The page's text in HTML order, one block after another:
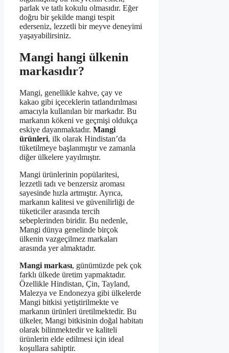
parlak ve tatlı kokulu olmasıdır. Eğer
doğru bir şekilde mangi tespit
ederseniz, lezzetli bir meyve deneyimi
yaşayabilirsiniz.
Mangi hangi ülkenin
markasıdır?
Mangi, genellikle kahve, çay ve
kakao gibi içeceklerin tatlandırılması
amacıyla kullanılan bir markadır. Bu
markanın kökeni ve geçmişi oldukça
eskiye dayanmaktadır. Mangi
ürünleri, ilk olarak Hindistan’da
tüketilmeye başlanmıştır ve zamanla
diğer ülkelere yayılmıştır.
Mangi ürünlerinin popülaritesi,
lezzetli tadı ve benzersiz aroması
sayesinde hızla artmıştır. Ayrıca,
markanın kalitesi ve güvenilirliği de
tüketiciler arasında tercih
sebeplerinden biridir. Bu nedenle,
Mangi dünya genelinde birçok
ülkenin vazgeçilmez markaları
arasında yer almaktadır.
Mangi markası, günümüzde pek çok
farklı ülkede üretim yapmaktadır.
Özellikle Hindistan, Çin, Tayland,
Malezya ve Endonezya gibi ülkelerde
Mangi bitkisi yetiştirilmekte ve
markanın ürünleri üretilmektedir. Bu
ülkeler, Mangi bitkisinin doğal habitatı
olarak bilinmektedir ve kaliteli
ürünlerin elde edilmesi için ideal
koşullara sahiptir.